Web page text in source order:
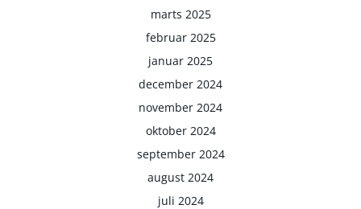
marts 2025
februar 2025
januar 2025
december 2024
november 2024
oktober 2024
september 2024
august 2024
juli 2024